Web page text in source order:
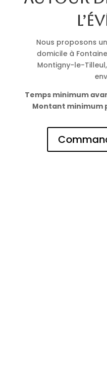
Nous proposons
domicile à
Montigny-le-
Temps minimum
Montant minimum